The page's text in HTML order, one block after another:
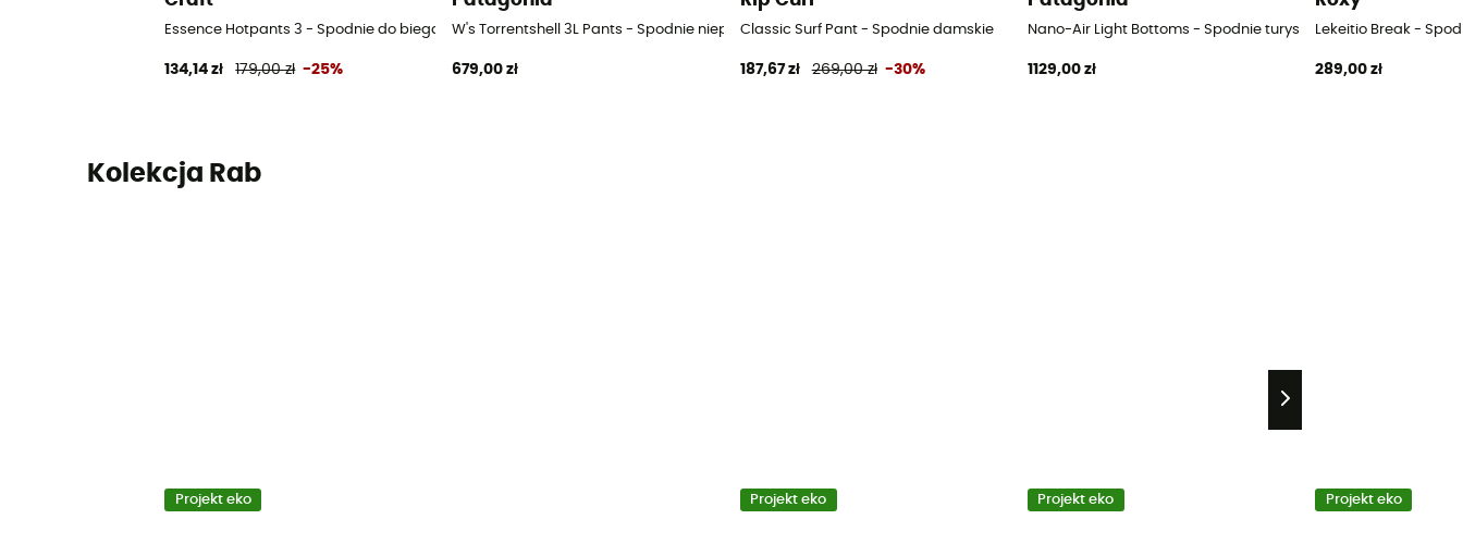
Essence Hotpants 3 - Spodnie do biegania damskie
134,14 zł 179,00 zł -25%
W's Torrentshell 3L Pants - Spodnie nieprzemakalne damskie
679,00 zł
Classic Surf Pant - Spodnie damskie
187,67 zł 269,00 zł -30%
Nano-Air Light Bottoms - Spodnie turystyczne damskie
1129,00 zł
Lekeitio Break -
289,00 zł
Kolekcja Rab
Projekt eko Projekt eko Projekt eko Projekt eko